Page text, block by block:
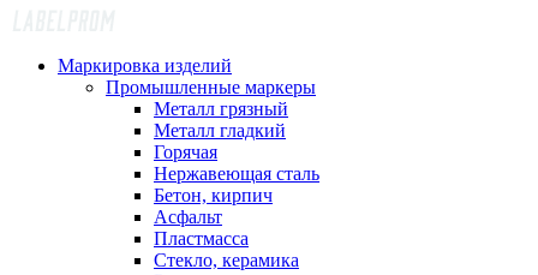
Маркировка изделий
Промышленные маркеры
Металл грязный
Металл гладкий
Горячая
Нержавеющая сталь
Бетон, кирпич
Асфальт
Пластмасса
Стекло, керамика